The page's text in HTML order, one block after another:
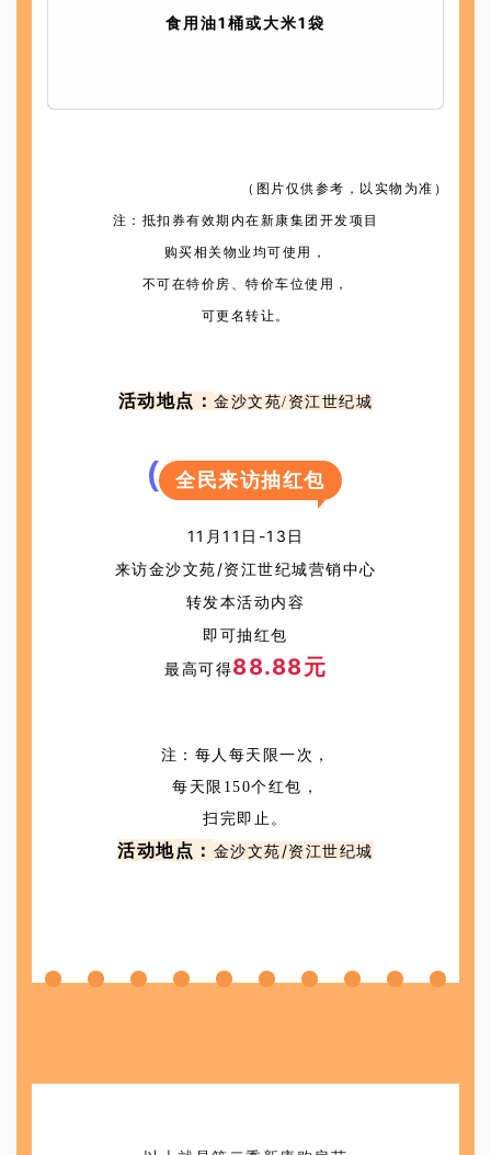
食用油1桶或大米1袋
（图片仅供参考，以实物为准）
注： 抵扣券有效期内在新康集团开发项目
购买相关物业均可使用，
不可在特价房、特价车位使用，
可更名转让。
活动地点：金沙文苑/资江世纪城
全民来访抽红包
11月11日-13日
来访金沙文苑/资江世纪城营销中心
转发本活动内容
即可抽红包
最高可得88.88元
注：每人每天限一次，
每天限150个红包，
扫完即止。
活动地点： 金沙文苑/资江世纪城